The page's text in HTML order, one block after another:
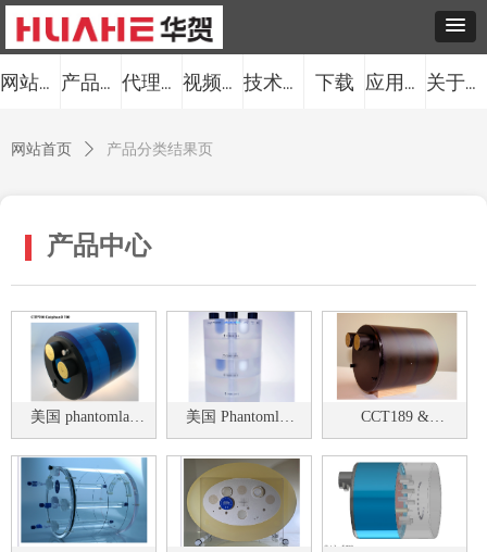
网站首页 产品中心 代理品牌 视频中心 技术服务 下载 应用案例 关于我们
产品中心
美国 phantomlab
Catphan® 710 、
CTP710 性能测试
模体
美国 Phantomlab
CBCT模体，
Dental CT
CCT189 &
CCT191
网站首页 ꄲ 产品分类结果页